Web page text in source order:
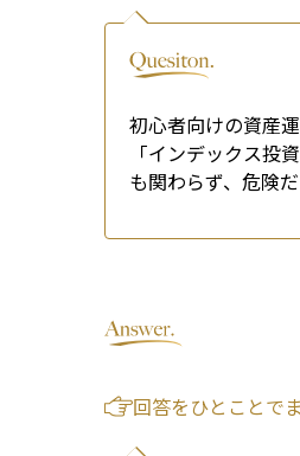
初心者向けの資産
「インデックス投
も関わらず、危険
回答をひとことで